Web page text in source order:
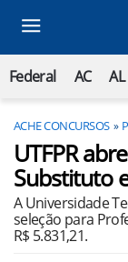
Federal AC AL
ACHE CONCURSOS
UTFPR
Substituto
A Universidade
seleção para
R$ 5.831,21.